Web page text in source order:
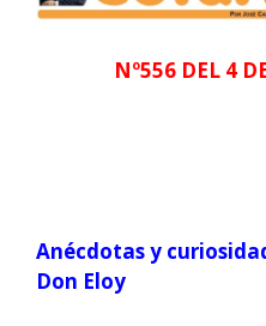
Nº556 DEL 4
Anécdotas y
Don Eloy